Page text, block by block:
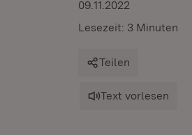
09.11.2022
Lesezeit: 3 Minuten
Teilen
Text vorlesen